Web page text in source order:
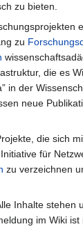
zu bieten.
zu
die es
in der
neue
die sich
für
zu verzeichnen
Inhalte stehen
im Wiki ist